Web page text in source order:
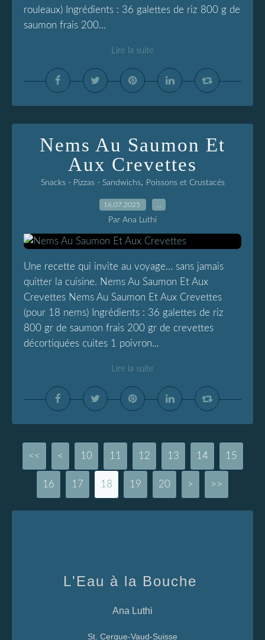
rouleaux) Ingrédients : 36 galettes de riz 800 g de
saumon frais 200...
Lire la suite
Nems Au Saumon Et
Aux Crevettes
Snacks - Pizzas - Sandwichs, Poissons et Crustacés
16.07.2025
Par Ana Luthi
Une recette qui invite au voyage… sans jamais
quitter la cuisine. Nems Au Saumon Et Aux
Crevettes Nems Au Saumon Et Aux Crevettes
(pour 18 nems) Ingrédients : 36 galettes de riz
800 gr de saumon frais 200 gr de crevettes
décortiquées cuites 1 poivron...
Lire la suite
<< < 10 11 12 13 14 15
16 17 18 19 20 30
40
> >>
L'Eau à la Bouche
Ana Luthi
St. Cergue-Vaud-Suisse